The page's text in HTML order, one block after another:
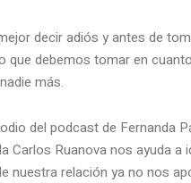
decir adiós y antes de
que debemos tomar en
más.
del podcast de Fernanda
Carlos Ruanova nos ayuda a
nuestra relación ya no nos